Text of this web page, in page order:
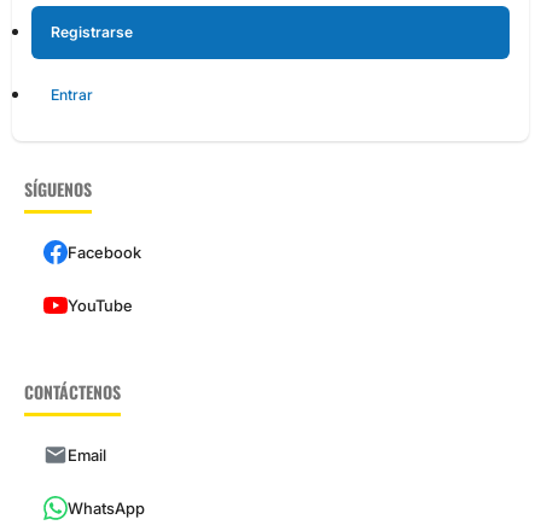
Registrarse
Entrar
SÍGUENOS
Facebook
YouTube
CONTÁCTENOS
Email
WhatsApp